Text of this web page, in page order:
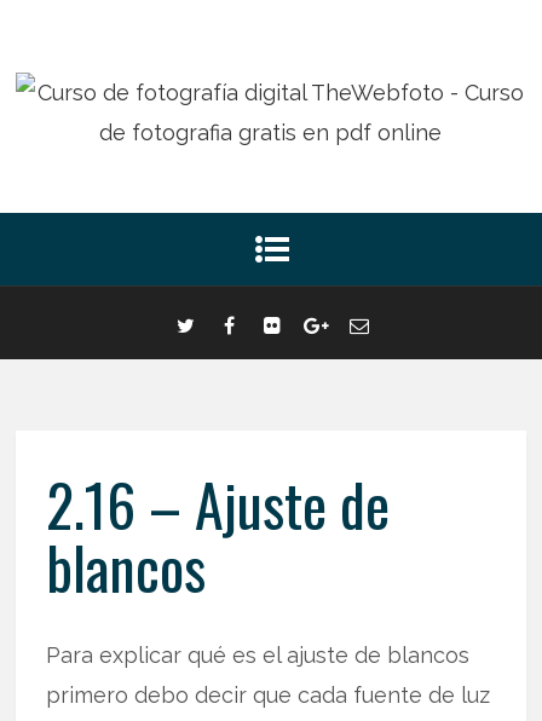
2.16 – Ajuste de
blancos
Para explicar qué es el ajuste de blancos
primero debo decir que cada fuente de luz